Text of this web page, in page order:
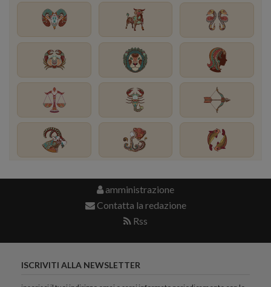
amministrazione
Contatta la redazione
Rss
ISCRIVITI ALLA NEWSLETTER